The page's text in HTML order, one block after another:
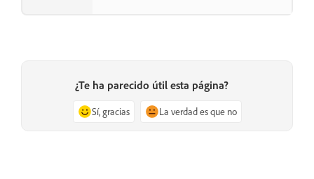
¿Te ha parecido útil esta página?
Sí, gracias La verdad es que no